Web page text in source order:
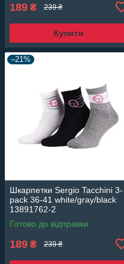
189 ₴ 239 ₴
Купити
–21%
Шкарпетки Sergio Tacchini 3-
pack 36-41 white/gray/black
13891762-2
Готово до відправки
189 ₴ 239 ₴